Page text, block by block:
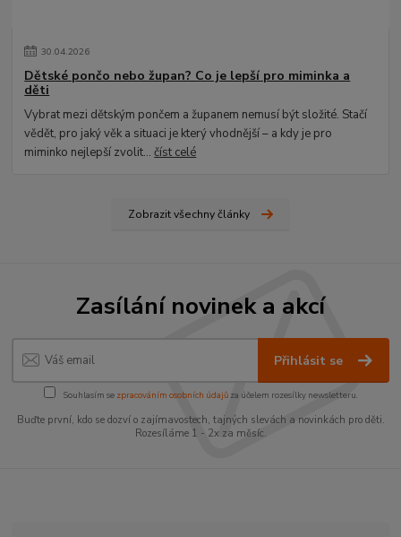
30.04.2026
Dětské pončo nebo župan? Co je lepší pro miminka a
děti
Vybrat mezi dětským pončem a županem nemusí být složité. Stačí
vědět, pro jaký věk a situaci je který vhodnější – a kdy je pro
miminko nejlepší zvolit...číst celé
Zobrazit všechny články
Zasílání novinek a akcí
Přihlásit se
Souhlasím se zpracováním osobních údajůza účelem rozesílky newsletteru.
Buďte první, kdo se dozví o zajímavostech, tajných slevách a novinkách pro děti.
Rozesíláme 1 - 2x za měsíc.